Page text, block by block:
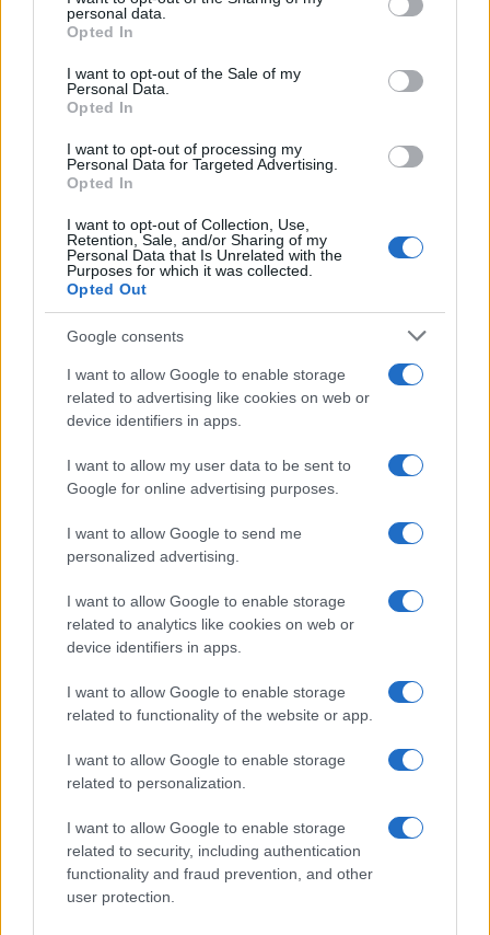
grant or deny consent to Google and its third-party tags to
use your data for below specified purposes in below Google
consent section.
personal data.
Opted In
I want to opt-out of the Sale of my
Personal Data.
Opted In
I want to opt-out of processing my
Personal Data for Targeted Advertising.
Opted In
I want to opt-out of Collection, Use,
Retention, Sale, and/or Sharing of my
Personal Data that Is Unrelated with the
Purposes for which it was collected.
Opted Out
Google consents
I want to allow Google to enable storage
related to advertising like cookies on web or
device identifiers in apps.
I want to allow my user data to be sent to
Google for online advertising purposes.
I want to allow Google to send me
personalized advertising.
I want to allow Google to enable storage
related to analytics like cookies on web or
device identifiers in apps.
I want to allow Google to enable storage
related to functionality of the website or app.
I want to allow Google to enable storage
related to personalization.
I want to allow Google to enable storage
related to security, including authentication
functionality and fraud prevention, and other
user protection.
της αναδιάρθρωσης
18η συνεχόμενη χρονιά για
Alpha Bank: Για πρώτη φορά το Αρχαίο Θέατρο Επιδαύρου
ESG Report 2025: Πώς η ΑΒ Βασιλόπουλος μετατρέπει τη
ΕΤΙΚΕΤΕΣ BYD Αθήνα Ελλάδα
ηλεκτρικά λεωφορεία
ΟΣΥ Υπουργείο Υποδομών και Μεταφορών
Προηγούμενο άρθρο
Groupe Renault: νέος CEO, νέα
οργανωτική δομή
Νέα Škoda OCTAVIA – νέες